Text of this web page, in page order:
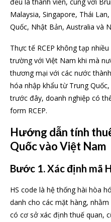
Malaysia, Singapore, Thái
Quốc, Nhật Bản, Australia và
Thực tế RCEP không tạp
trường với Việt Nam khi mà
thương mại với các nước
hóa nhập khẩu từ Trung
trước đây, doanh nghiệp có
form RCEP.
Hướng dẫn tính
Quốc vào Việt Nam
Bước 1. Xác định mã
HS code là hệ thống hài hòa
danh cho các mặt hàng,
có cơ sở xác định thuế quan,